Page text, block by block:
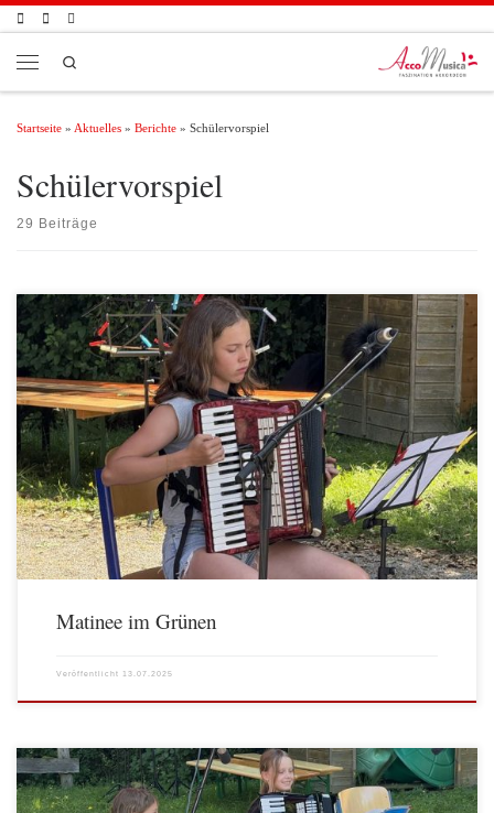
Zum Inhalt springen
Startseite » Aktuelles » Berichte » Schülervorspiel
Schülervorspiel
29 Beiträge
Matinee im Grünen
Veröffentlicht 13.07.2025